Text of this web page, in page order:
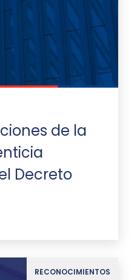
de la
Decreto
RECONOCIMIENTOS